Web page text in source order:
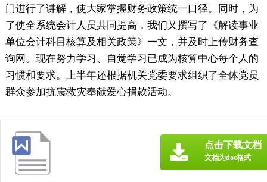
门进行了讲解，使大家掌握财务政策统一口径。同时，为
了使全系统会计人员共同提高，我们又撰写了《解读事业
单位会计科目核算及相关政策》一文，并及时上传财务查
询网。现在努力学习、自觉学习已成为核算中心每个人的
习惯和要求。上半年还根据机关党委要求组织了全体党员
群众参加抗震救灾奉献爱心捐款活动。
点击下载文档
文档为doc格式